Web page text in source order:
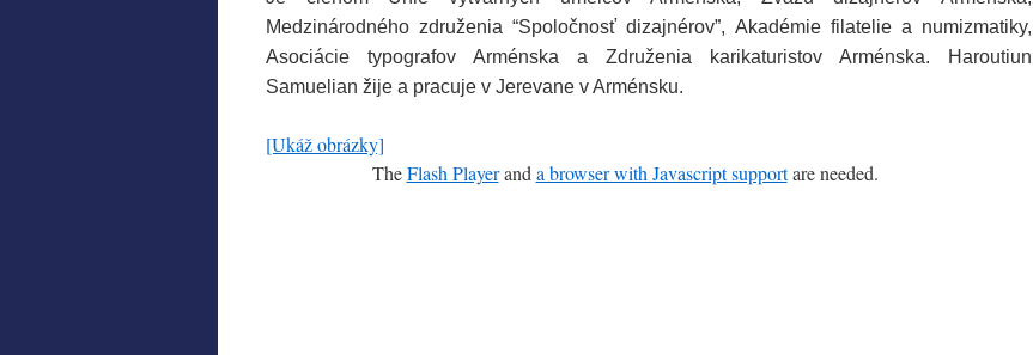
Medzinárodného združenia “Spoločnosť dizajnérov”, Akadémie filatelie a numizmatiky,
Asociácie typografov Arménska a Združenia karikaturistov Arménska. Haroutiun
Samuelian žije a pracuje v Jerevane v Arménsku.
[Ukáž obrázky]
TheFlash Playerand a browser with Javascript supportare needed.